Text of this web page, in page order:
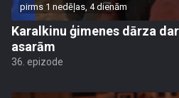
pirms 1 nedēļas, 4 dienām
Karalkinu ģimenes dārza
asarām
36. epizode